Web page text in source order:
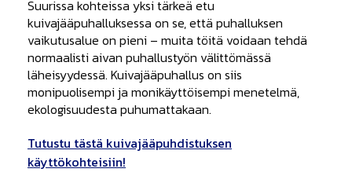
Suurissa kohteissa yksi tärkeä etu
kuivajääpuhalluksessa on se, että puhalluksen
vaikutusalue on pieni – muita töitä voidaan tehdä
normaalisti aivan puhallustyön välittömässä
läheisyydessä. Kuivajääpuhallus on siis
monipuolisempi ja monikäyttöisempi menetelmä,
ekologisuudesta puhumattakaan.
Tutustu tästä kuivajääpuhdistuksen
käyttökohteisiin!